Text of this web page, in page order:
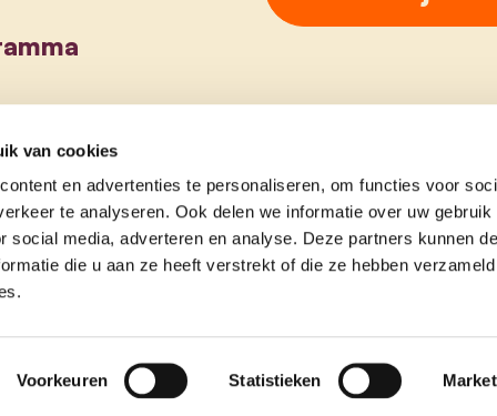
van cookies
en advertenties te personaliseren, om functies voor
te analyseren. Ook delen we informatie over uw gebruik
social media, adverteren en analyse. Deze partners kunnen
die u aan ze heeft verstrekt of die ze hebben
Voorkeuren Statistieken